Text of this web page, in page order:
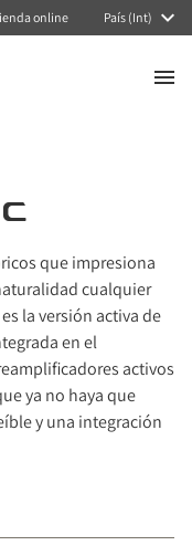
online País (Int)
que impresiona
cualquier
la versión activa de
en el
activos
ya no haya que
y una integración